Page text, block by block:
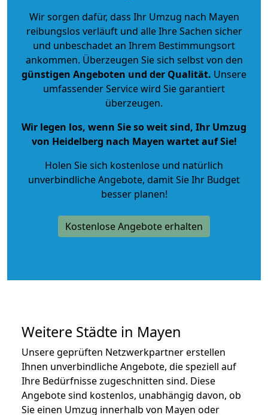
Wir sorgen dafür, dass Ihr Umzug nach Mayen
reibungslos verläuft und alle Ihre Sachen sicher
und unbeschadet an Ihrem Bestimmungsort
ankommen. Überzeugen Sie sich selbst von den
günstigen Angeboten und der Qualität. Unsere
umfassender Service wird Sie garantiert
überzeugen.
Wir legen los, wenn Sie so weit sind, Ihr Umzug
von Heidelberg nach Mayen wartet auf Sie!
Holen Sie sich kostenlose und natürlich
unverbindliche Angebote, damit Sie Ihr Budget
besser planen!
Kostenlose Angebote erhalten
Weitere Städte in Mayen
Unsere geprüften Netzwerkpartner erstellen
Ihnen unverbindliche Angebote, die speziell auf
Ihre Bedürfnisse zugeschnitten sind. Diese
Angebote sind kostenlos, unabhängig davon, ob
Sie einen Umzug innerhalb von Mayen oder